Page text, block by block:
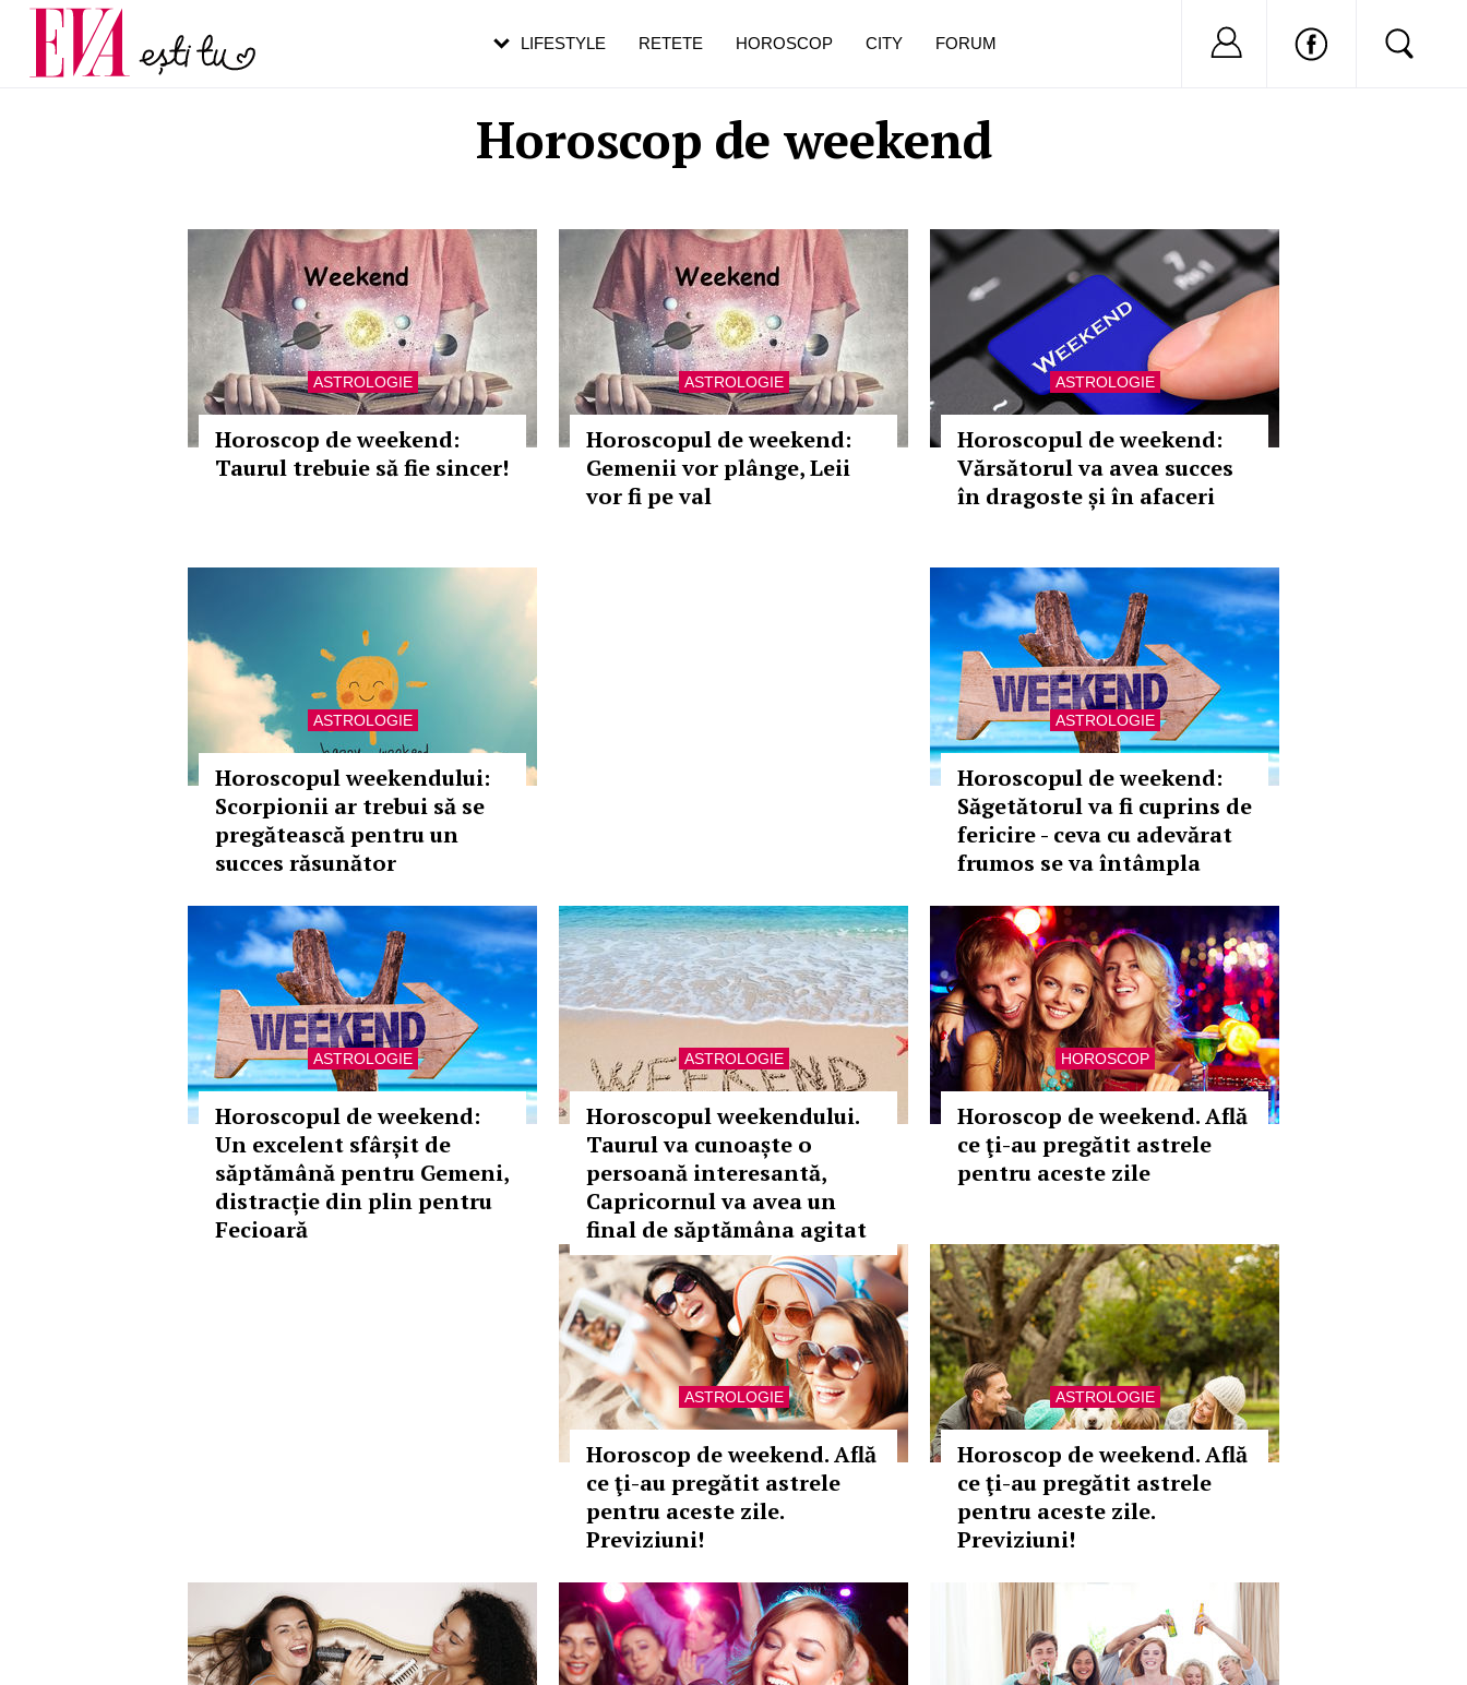
Horoscop de weekend
ASTROLOGIE
Horoscop de weekend:
Taurul trebuie să fie sincer!
ASTROLOGIE
Horoscopul de weekend:
Gemenii vor plânge, Leii
vor fi pe val
ASTROLOGIE
Horoscopul de weekend:
Vărsătorul va avea succes
în dragoste și în afaceri
ASTROLOGIE
Horoscopul weekendului:
Scorpionii ar trebui să se
pregătească pentru un
succes răsunător
ASTROLOGIE
Horoscopul de weekend:
Săgetătorul va fi cuprins de
fericire - ceva cu adevărat
frumos se va întâmpla
ASTROLOGIE
Horoscopul de weekend:
Un excelent sfârșit de
săptămână pentru Gemeni,
distracție din plin pentru
Fecioară
ASTROLOGIE
Horoscopul weekendului.
Taurul va cunoaște o
persoană interesantă,
Capricornul va avea un
final de săptămâna agitat
HOROSCOP
Horoscop de weekend. Află
ce ţi-au pregătit astrele
pentru aceste zile
ASTROLOGIE
Horoscop de weekend. Află
ce ţi-au pregătit astrele
pentru aceste zile.
Previziuni!
ASTROLOGIE
Horoscop de weekend. Află
ce ţi-au pregătit astrele
pentru aceste zile.
Previziuni!
LIFESTYLE RETETE HOROSCOP CITY FORUM Nu ai cont?
Carieră
Actualitate
pe măsură ce înaintezi în vârstă